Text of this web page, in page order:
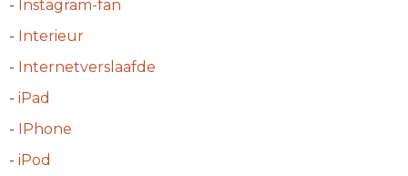
- Instagram-fan
- Interieur
- Internetverslaafde
- iPad
- IPhone
- iPod